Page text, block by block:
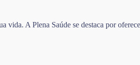
A Plena Saúde se destaca por